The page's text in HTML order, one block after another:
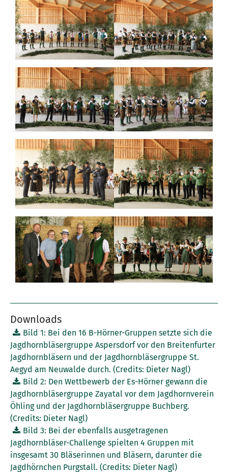
Downloads
Bild 1: Bei den 16 B-Hörner-Gruppen setzte sich die
Jagdhornbläsergruppe Aspersdorf vor den Breitenfurter
Jagdhornbläsern und der Jagdhornbläsergruppe St.
Aegyd am Neuwalde durch. (Credits: Dieter Nagl)
Bild 2: Den Wettbewerb der Es-Hörner gewann die
Jagdhornbläsergruppe Zayatal vor dem Jagdhornverein
Öhling und der Jagdhornbläsergruppe Buchberg.
(Credits: Dieter Nagl)
Bild 3: Bei der ebenfalls ausgetragenen
Jagdhornbläser-Challenge spielten 4 Gruppen mit
insgesamt 30 Bläserinnen und Bläsern, darunter die
Jagdhörnchen Purgstall. (Credits: Dieter Nagl)